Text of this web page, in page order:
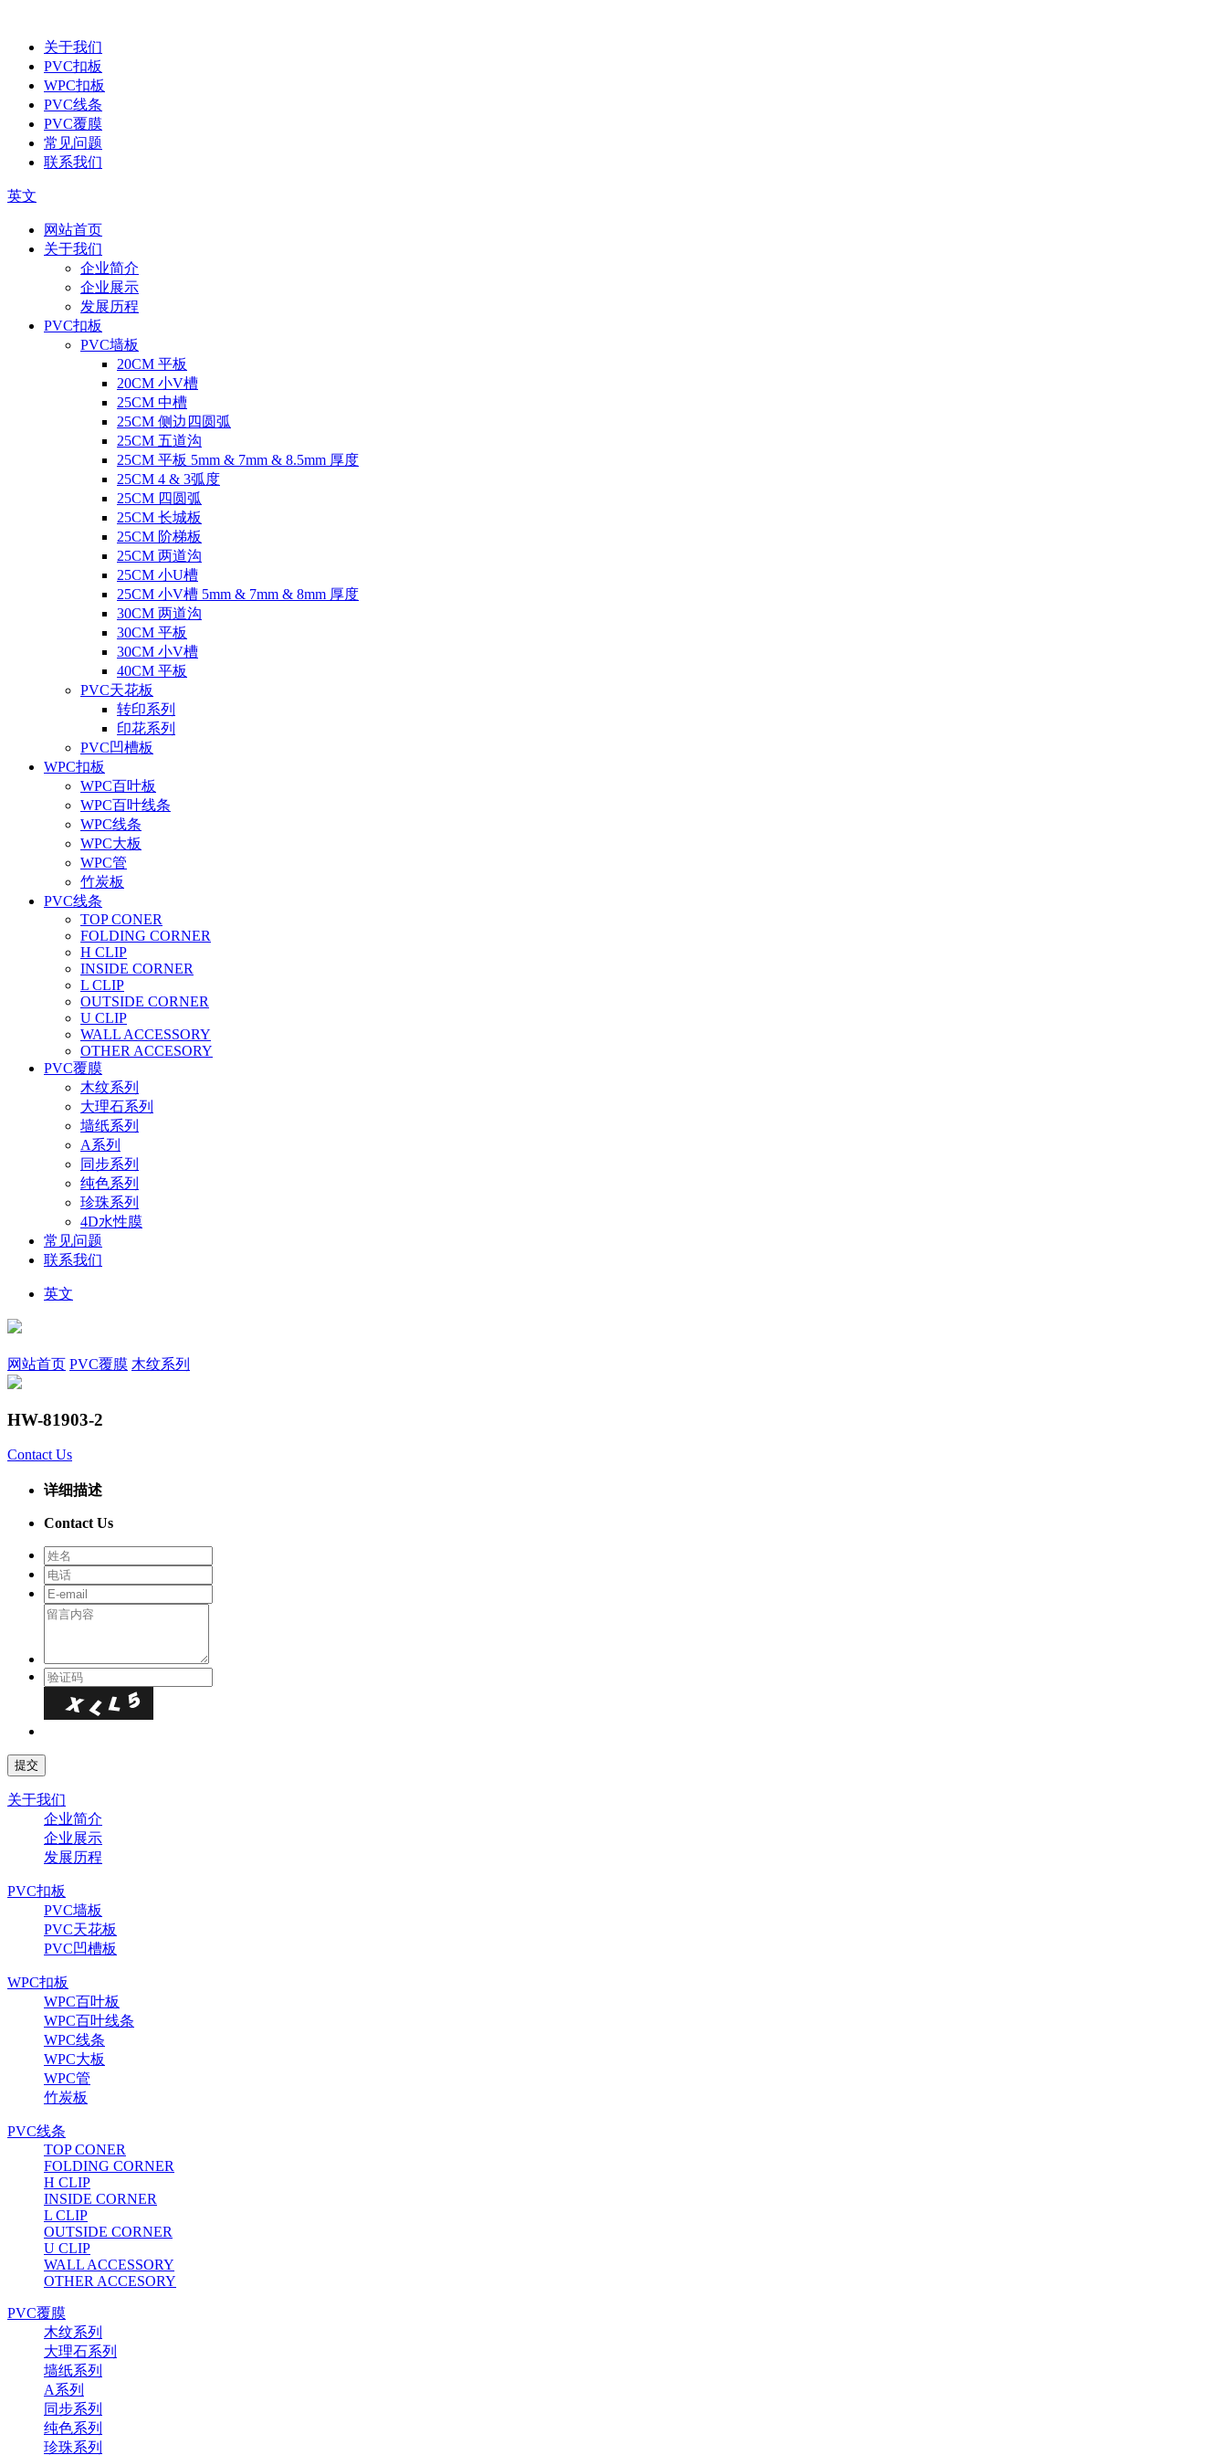
关于我们
PVC扣板
WPC扣板
PVC线条
PVC覆膜
常见问题
联系我们
英文
网站首页
关于我们
企业简介
企业展示
发展历程
PVC扣板
PVC墙板
20CM 平板
20CM 小V槽
25CM 中槽
25CM 侧边四圆弧
25CM 五道沟
25CM 平板 5mm & 7mm & 8.5mm 厚度
25CM 4 & 3弧度
25CM 四圆弧
25CM 长城板
25CM 阶梯板
25CM 两道沟
25CM 小U槽
25CM 小V槽 5mm & 7mm & 8mm 厚度
30CM 两道沟
30CM 平板
30CM 小V槽
40CM 平板
PVC天花板
转印系列
印花系列
PVC凹槽板
WPC扣板
WPC百叶板
WPC百叶线条
WPC线条
WPC大板
WPC管
竹炭板
PVC线条
TOP CONER
FOLDING CORNER
H CLIP
INSIDE CORNER
L CLIP
OUTSIDE CORNER
U CLIP
WALL ACCESSORY
OTHER ACCESORY
PVC覆膜
木纹系列
大理石系列
墙纸系列
A系列
同步系列
纯色系列
珍珠系列
4D水性膜
常见问题
联系我们
英文
网站首页 PVC覆膜 木纹系列
HW-81903-2
Contact Us
详细描述
Contact Us
关于我们
企业简介
企业展示
发展历程
PVC扣板
PVC墙板
PVC天花板
PVC凹槽板
WPC扣板
WPC百叶板
WPC百叶线条
WPC线条
WPC大板
WPC管
竹炭板
PVC线条
TOP CONER
FOLDING CORNER
H CLIP
INSIDE CORNER
L CLIP
OUTSIDE CORNER
U CLIP
WALL ACCESSORY
OTHER ACCESORY
PVC覆膜
木纹系列
大理石系列
墙纸系列
A系列
同步系列
纯色系列
珍珠系列